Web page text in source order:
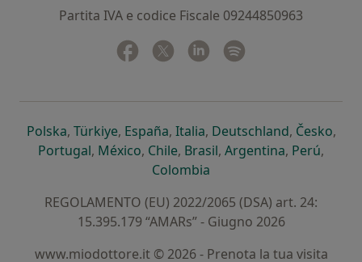
Partita IVA e codice Fiscale 09244850963
Facebook
si apre in una nuova scheda
Twitter
si apre in una nuova scheda
Linkedin
si apre in una nuova
Polskasi apre in una nuova scheda
, Türkiyesi apre in una nuova scheda
, Españasi apre in una nuova scheda
, Italiasi apre in una nuova
, Deutschlandsi apre in
, Českosi
,
Portugalsi apre in una nuova scheda
, Méxicosi apre in una nuova scheda
, Chilesi apre in una nuova scheda
, Brasilsi apre in una nuova
, Argentinasi apre in
, Perúsi
,
Colombia
REGOLAMENTO (EU) 2022/2065 (DSA) art. 24:
15.395.179 “AMARs” - Giugno 2026
www.miodottore.it © 2026 - Prenota la tua visita